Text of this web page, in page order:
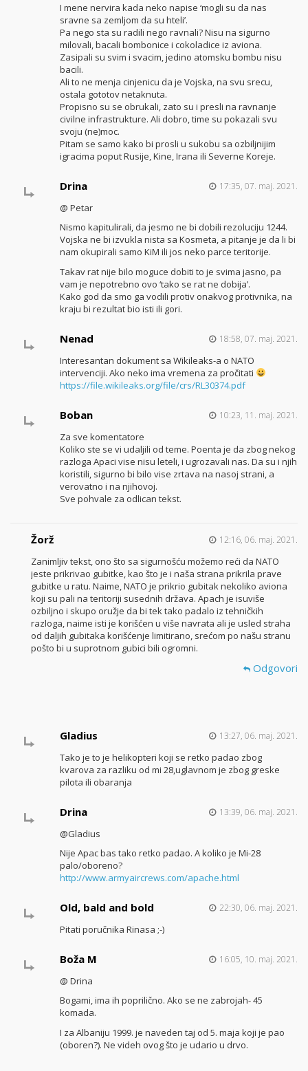
I mene nervira kada neko napise ‘mogli su da nas
sravne sa zemljom da su hteli’.
Pa nego sta su radili nego ravnali? Nisu na sigurno
milovali, bacali bombonice i cokoladice iz aviona.
Zasipali su svim i svacim, jedino atomsku bombu nisu
bacili.
Ali to ne menja cinjenicu da je Vojska, na svu srecu,
ostala gototov netaknuta.
Propisno su se obrukali, zato su i presli na ravnanje
civilne infrastrukture. Ali dobro, time su pokazali svu
svoju (ne)moc.
Pitam se samo kako bi prosli u sukobu sa ozbiljnijim
igracima poput Rusije, Kine, Irana ili Severne Koreje.
Drina 17:35, 07. maj. 2021.
@ Petar
Nismo kapitulirali, da jesmo ne bi dobili rezoluciju 1244.
Vojska ne bi izvukla nista sa Kosmeta, a pitanje je da li bi
nam okupirali samo KiM ili jos neko parce teritorije.
Takav rat nije bilo moguce dobiti to je svima jasno, pa
vam je nepotrebno ovo ‘tako se rat ne dobija’.
Kako god da smo ga vodili protiv onakvog protivnika, na
kraju bi rezultat bio isti ili gori.
Nenad 18:58, 07. maj. 2021.
Interesantan dokument sa Wikileaks-a o NATO
intervenciji. Ako neko ima vremena za pročitati
https://file.wikileaks.org/file/crs/RL30374.pdf
Boban 10:23, 11. maj. 2021.
Za sve komentatore
Koliko ste se vi udaljili od teme. Poenta je da zbog nekog
razloga Apaci vise nisu leteli, i ugrozavali nas. Da su i njih
koristili, sigurno bi bilo vise zrtava na nasoj strani, a
verovatno i na njihovoj.
Sve pohvale za odlican tekst.
Žorž 12:16, 06. maj. 2021.
Zanimljiv tekst, ono što sa sigurnošću možemo reći da NATO
jeste prikrivao gubitke, kao što je i naša strana prikrila prave
gubitke u ratu. Naime, NATO je prikrio gubitak nekoliko aviona
koji su pali na teritoriji susednih država. Apach je isuviše
ozbiljno i skupo oružje da bi tek tako padalo iz tehničkih
razloga, naime isti je korišćen u više navrata ali je usled straha
od daljih gubitaka korišćenje limitirano, srećom po našu stranu
pošto bi u suprotnom gubici bili ogromni.
Odgovori
Gladius 13:27, 06. maj. 2021.
Tako je to je helikopteri koji se retko padao zbog
kvarova za razliku od mi 28,uglavnom je zbog greske
pilota ili obaranja
Drina 13:39, 06. maj. 2021.
@Gladius
Nije Apac bas tako retko padao. A koliko je Mi-28
palo/oboreno?
http://www.armyaircrews.com/apache.html
Old, bald and bold 22:30, 06. maj. 2021.
Pitati poručnika Rinasa ;-)
Boža M 16:05, 10. maj. 2021.
@ Drina
Bogami, ima ih poprilično. Ako se ne zabrojah- 45
komada.
I za Albaniju 1999. je naveden taj od 5. maja koji je pao
(oboren?). Ne videh ovog što je udario u drvo.